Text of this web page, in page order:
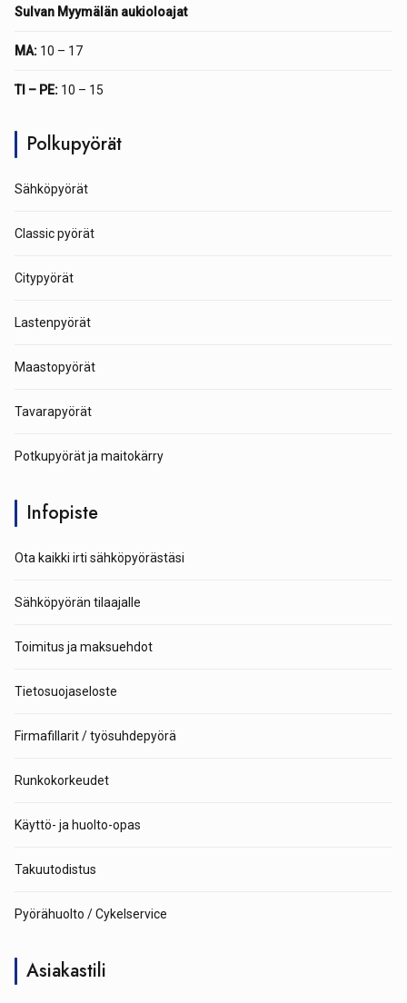
Sulvan Myymälän aukioloajat
MA: 10 – 17
TI – PE: 10 – 15
Polkupyörät
Sähköpyörät
Classic pyörät
Citypyörät
Lastenpyörät
Maastopyörät
Tavarapyörät
Potkupyörät ja maitokärry
Infopiste
Ota kaikki irti sähköpyörästäsi
Sähköpyörän tilaajalle
Toimitus ja maksuehdot
Tietosuojaseloste
Firmafillarit / työsuhdepyörä
Runkokorkeudet
Käyttö- ja huolto-opas
Takuutodistus
Pyörähuolto / Cykelservice
Asiakastili